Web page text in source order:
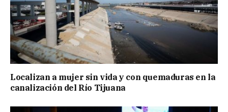
Localizan a mujer sin vida y con quemaduras en la
canalización del Río Tijuana